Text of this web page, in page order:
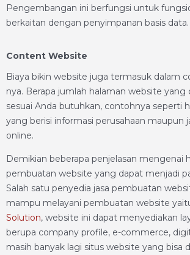
Pengembangan ini berfungsi untuk
berkaitan dengan penyimpanan basis data.
Content Website
Biaya bikin website juga termasuk dalam
nya. Berapa jumlah halaman website
sesuai Anda butuhkan, contohnya seperti
yang berisi informasi perusahaan maupun
online.
Demikian beberapa penjelasan mengenai
pembuatan website yang dapat menjadi
Salah satu penyedia jasa pembuatan
mampu melayani pembuatan website
Solution, website ini dapat menyediakan
berupa company profile, e-commerce,
masih banyak lagi situs website yang bisa